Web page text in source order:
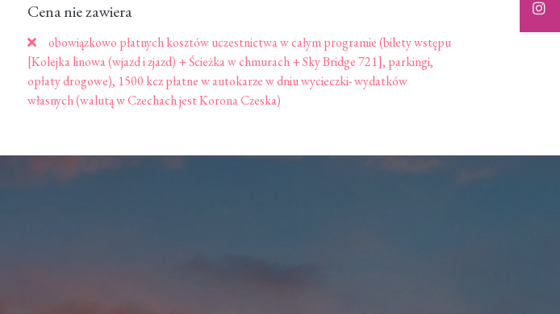
Cena nie zawiera
obowiązkowo płatnych kosztów uczestnictwa w całym programie (bilety wstępu
[Kolejka linowa (wjazd i zjazd) + Ścieżka w chmurach + Sky Bridge 721], parkingi,
opłaty drogowe), 1500 kcz płatne w autokarze w dniu wycieczki- wydatków
własnych (walutą w Czechach jest Korona Czeska)